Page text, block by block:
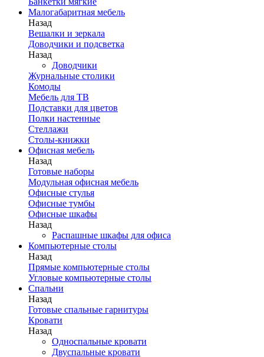
Малогабаритная мебель
Назад
Вешалки и зеркала
Доводчики и подсветка
Назад
Доводчики
Журнальные столики
Комоды
Мебель для ТВ
Подставки для цветов
Полки настенные
Стеллажи
Столы-книжки
Офисная мебель
Назад
Готовые наборы
Модульная офисная мебель
Офисные стулья
Офисные тумбы
Офисные шкафы
Назад
Распашные шкафы для офиса
Компьютерные столы
Назад
Прямые компьютерные столы
Угловые компьютерные столы
Спальни
Назад
Готовые спальные гарнитуры
Кровати
Назад
Односпальные кровати
Двуспальные кровати